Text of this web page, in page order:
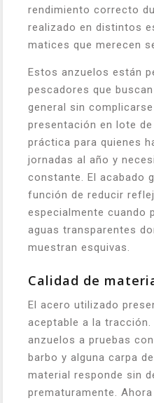
rendimiento correcto
realizado en distintos
matices que merecen
Estos anzuelos están
pescadores que
general sin
presentación en lote
práctica para quienes
jornadas al año y
constante. El acabado
función de reducir
especialmente cuando
aguas transparentes
muestran esquivas.
Calidad de
El acero utilizado
aceptable a la
anzuelos a pruebas
barbo y alguna carpa
material responde sin
prematuramente.